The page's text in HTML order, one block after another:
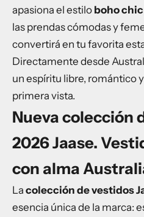
apasiona el estilo boho chic
las prendas cómodas y
convertirá en tu favorita
Directamente desde
un espíritu libre, romántico
primera vista.
Nueva colección
2026 Jaase.
con alma
La colección devestidos
esencia única de la marca: